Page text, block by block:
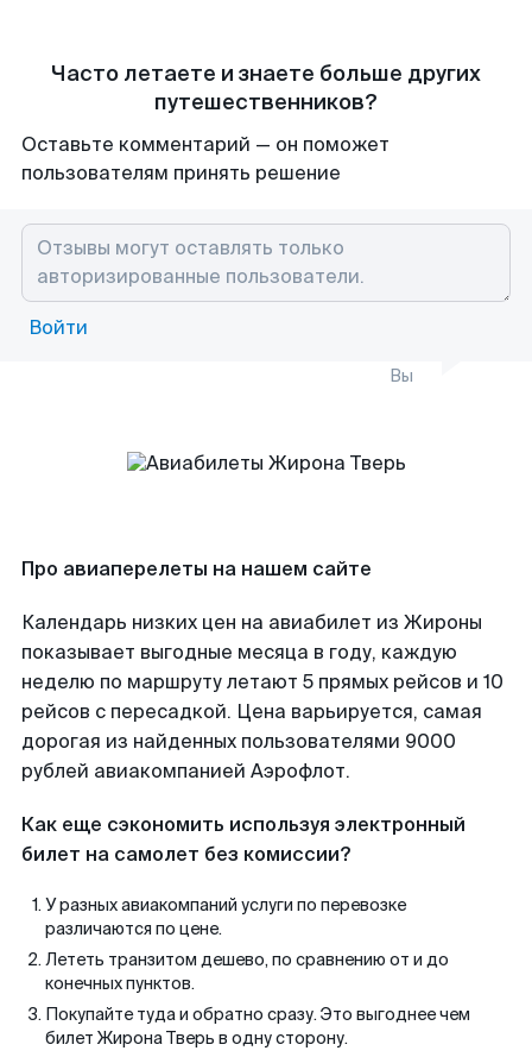
Часто летаете и знаете больше других
путешественников?
Оставьте комментарий — он поможет
пользователям принять решение
Войти
Вы
Про авиаперелеты на нашем сайте
Календарь низких цен на авиабилет из Жироны
показывает выгодные месяца в году, каждую
неделю по маршруту летают 5 прямых рейсов и 10
рейсов с пересадкой. Цена варьируется, самая
дорогая из найденных пользователями 9000
рублей авиакомпанией Аэрофлот.
Как еще сэкономить используя электронный
билет на самолет без комиссии?
У разных авиакомпаний услуги по перевозке
различаются по цене.
Лететь транзитом дешево, по сравнению от и до
конечных пунктов.
Покупайте туда и обратно сразу. Это выгоднее чем
билет Жирона Тверь в одну сторону.